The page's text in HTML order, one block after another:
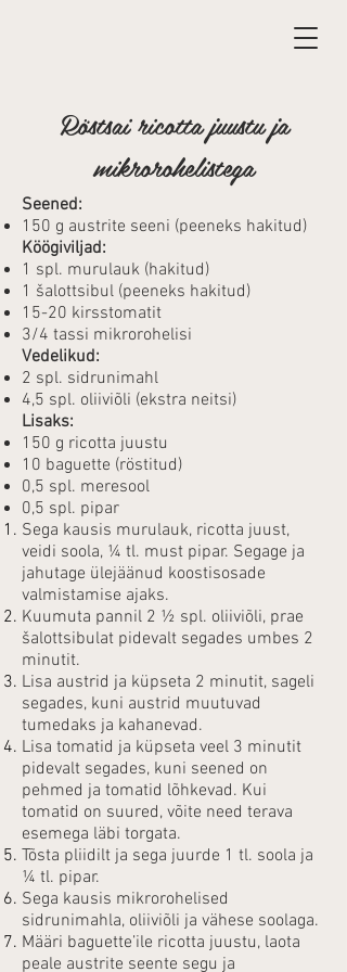
Röstsai ricotta juustu ja
mikrorohelistega
Seened:
150 g austrite seeni (peeneks hakitud)
Köögiviljad:
1 spl. murulauk (hakitud)
1 šalottsibul (peeneks hakitud)
15-20 kirsstomatit
3/4 tassi mikrorohelisi
Vedelikud:
2 spl. sidrunimahl
4,5 spl. oliiviõli (ekstra neitsi)
Lisaks:
150 g ricotta juustu
10 baguette (röstitud)
0,5 spl. meresool
0,5 spl. pipar
Sega kausis murulauk, ricotta juust,
veidi soola, ¼ tl. must pipar. Segage ja
jahutage ülejäänud koostisosade
valmistamise ajaks.
Kuumuta pannil 2 ½ spl. oliiviõli, prae
šalottsibulat pidevalt segades umbes 2
minutit.
Lisa austrid ja küpseta 2 minutit, sageli
segades, kuni austrid muutuvad
tumedaks ja kahanevad.
Lisa tomatid ja küpseta veel 3 minutit
pidevalt segades, kuni seened on
pehmed ja tomatid lõhkevad. Kui
tomatid on suured, võite need terava
esemega läbi torgata.
Tõsta pliidilt ja sega juurde 1 tl. soola ja
¼ tl. pipar.
Sega kausis mikrorohelised
sidrunimahla, oliiviõli ja vähese soolaga.
Määri baguette’ile ricotta juustu, laota
peale austrite seente segu ja